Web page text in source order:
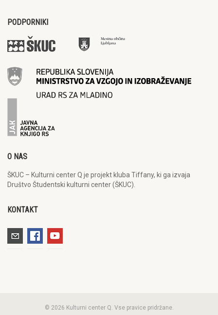
PODPORNIKI
O NAS
ŠKUC – Kulturni center Q je projekt kluba Tiffany, ki ga izvaja
Društvo Študentski kulturni center (ŠKUC).
KONTAKT
© 2026 Kulturni center Q. Vse pravice pridržane.